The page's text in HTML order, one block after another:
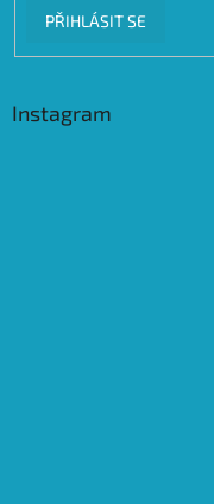
PŘIHLÁSIT SE
Instagram